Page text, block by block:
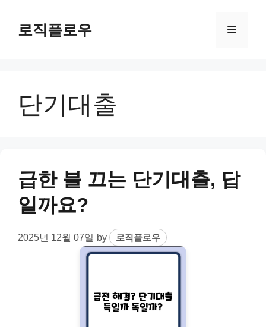
content로직플로우 Menu
단기대출
급한 불 끄는 단기대출, 답
일까요?
2025년 12월 07일 by 로직플로우